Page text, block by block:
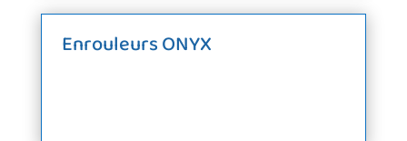
Enrouleurs ONYX